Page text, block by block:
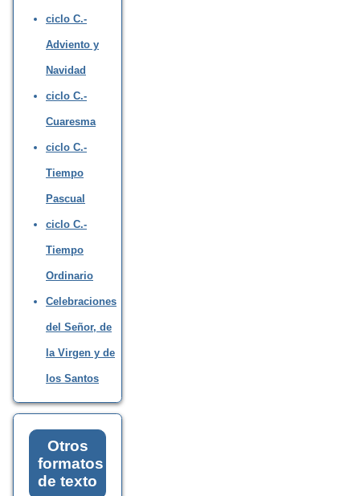
ciclo C.-
Adviento y
Navidad
ciclo C.-
Cuaresma
ciclo C.-
Tiempo
Pascual
ciclo C.-
Tiempo
Ordinario
Celebraciones
del Señor, de
la Virgen y de
los Santos
Otros
formatos
de texto